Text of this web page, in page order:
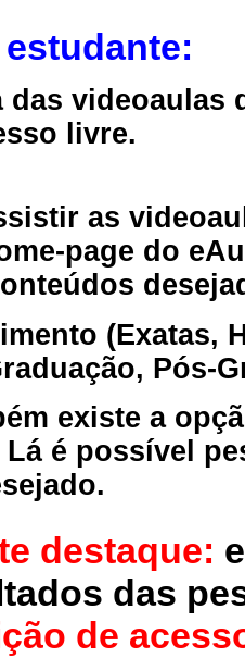
videoaulas
livre.
as
page do
(Exatas,
Pós-
existe a
é possível
destaque:
das
de